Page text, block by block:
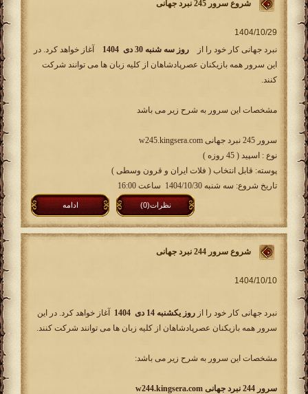
شروع سرور 245 نبرد جهانی
نبرد جهانی کار خود را از
روز سه شنبه 30 دی 1404
آغاز خواهد کرد. در
این سرور همه بازیکنان عصرپادشاهان از کلیه زبان ها می توانند شرکت
کنند.
مشخصات این سرور به شرح زیر می باشد
سرور 245 نبرد جهانی w245.kingsera.com
نوع : اسپید ( 45 روزه )
پوسته: قابل انتخاب ( فلات ایران و قرون وسطی )
تاریخ شروع: سه شنبه 1404/10/30 ساعت 16:00
ادامه نظرات(0)
شروع سرور 244 نبرد جهانی
نبرد جهانی کار خود را از روز یکشنبه 14 دی 1404
آغاز خواهد کرد. در این
سرور همه بازیکنان عصرپادشاهان از کلیه زبان ها می توانند شرکت کنند.
مشخصات این سرور به شرح زیر می باشد:
سرور 244 نبرد جهانی w244.kingsera.com